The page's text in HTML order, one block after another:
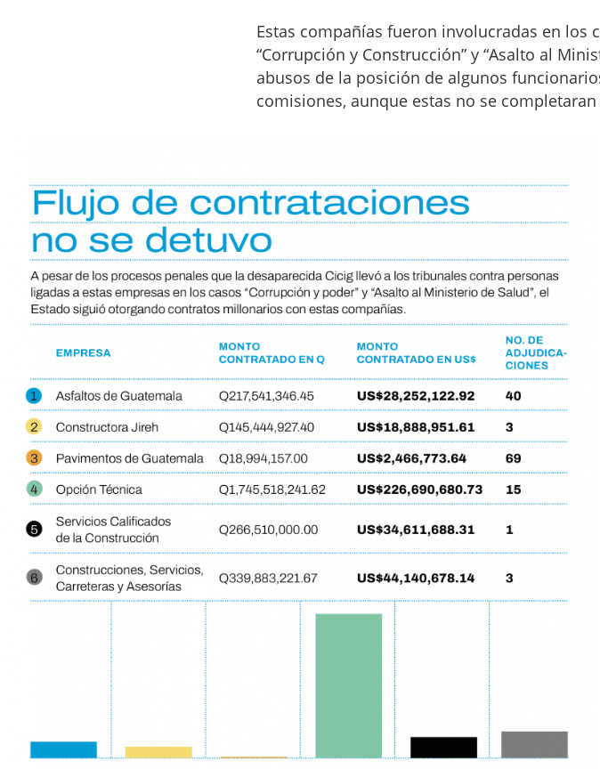
Estas compañías fueron involucradas en los
“Corrupción y Construcción” y “Asalto al
abusos de la posición de algunos
comisiones, aunque estas no se